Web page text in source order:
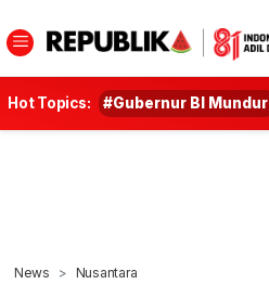
Hot Topics: #Gubernur BI Mundur
News Nusantara